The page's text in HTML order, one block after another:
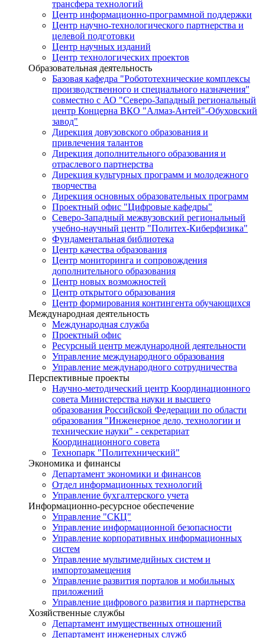
трансфера технологий
Центр информационно-программной поддержки
Центр научно-технологического партнерства и
целевой подготовки
Центр научных изданий
Центр технологических проектов
Образовательная деятельность
Базовая кафедра "Робототехнические комплексы
производственного и специального назначения"
совместно с АО "Северо-Западный региональный
центр Концерна ВКО "Алмаз-Антей"-Обуховский
завод"
Дирекция довузовского образования и
привлечения талантов
Дирекция дополнительного образования и
отраслевого партнерства
Дирекция культурных программ и молодежного
творчества
Дирекция основных образовательных программ
Проектный офис "Цифровые кафедры"
Северо-Западный межвузовский региональный
учебно-научный центр "Политех-Киберфизика"
Фундаментальная библиотека
Центр качества образования
Центр мониторинга и сопровождения
дополнительного образования
Центр новых возможностей
Центр открытого образования
Центр формирования контингента обучающихся
Международная деятельность
Международная служба
Проектный офис
Ресурсный центр международной деятельности
Управление международного образования
Управление международного сотрудничества
Перспективные проекты
Научно-методический центр Координационного
совета Министерства науки и высшего
образования Российской Федерации по области
образования "Инженерное дело, технологии и
технические науки" - секретариат
Координационного совета
Технопарк "Политехнический"
Экономика и финансы
Департамент экономики и финансов
Отдел информационных технологий
Управление бухгалтерского учета
Информационно-ресурсное обеспечение
Управление "СКЦ"
Управление информационной безопасности
Управление корпоративных информационных
систем
Управление мультимедийных систем и
импортозамещения
Управление развития порталов и мобильных
приложений
Управление цифрового развития и партнерства
Хозяйственные службы
Департамент имущественных отношений
Департамент инженерных служб